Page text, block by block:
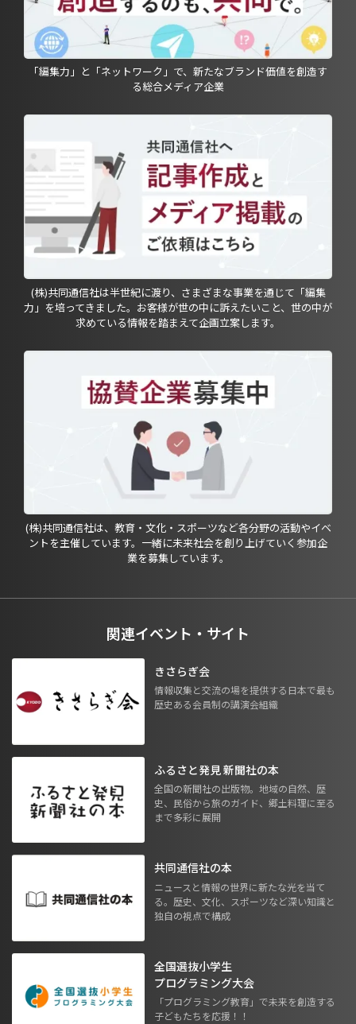
「編集力」と「ネットワーク」で、新たなブランド価値を創造す
る総合メディア企業
(株)共同通信社は半世紀に渡り、さまざまな事業を通じて「編集
力」を培ってきました。お客様が世の中に訴えたいこと、世の中が
求めている情報を踏まえて企画立案します。
(株)共同通信社は、教育・文化・スポーツなど各分野の活動やイベ
ントを主催しています。一緒に未来社会を創り上げていく参加企
業を募集しています。
関連イベント・サイト
きさらぎ会
情報収集と交流の場を提供する日本で最も
歴史ある会員制の講演会組織
ふるさと発見 新聞社の本
全国の新聞社の出版物。地域の自然、歴
史、民俗から旅のガイド、郷土料理に至る
まで多彩に展開
共同通信社の本
ニュースと情報の世界に新たな光を当て
る。歴史、文化、スポーツなど深い知識と
独自の視点で構成
全国選抜小学生
プログラミング大会
「プログラミング教育」で未来を創造する
子どもたちを応援！！